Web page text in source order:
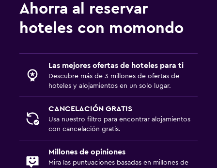
Ahorra al reservar
hoteles con momondo
Las mejores ofertas de hoteles para ti
Descubre más de 3 millones de ofertas de
hoteles y alojamientos en un solo lugar.
CANCELACIÓN GRATIS
Usa nuestro filtro para encontrar alojamientos
con cancelación gratis.
Millones de opiniones
Mira las puntuaciones basadas en millones de